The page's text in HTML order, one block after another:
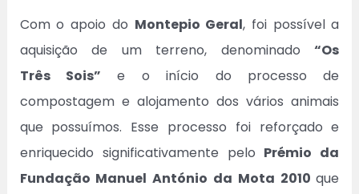
Com o apoio do Montepio Geral, foi possível a
aquisição de um terreno, denominado“Os
Três Sois” e o início do processo de
compostagem e alojamento dos vários animais
que possuímos. Esse processo foi reforçado e
enriquecido significativamente pelo Prémio da
Fundação Manuel António da Mota 2010que